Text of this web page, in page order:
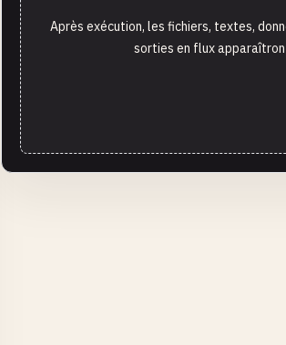
Après exécution, les fichiers, textes,
sorties en flux